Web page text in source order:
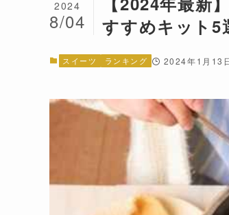
すすめキット5
2024
8/04
スイーツ ランキング 2024年1月13